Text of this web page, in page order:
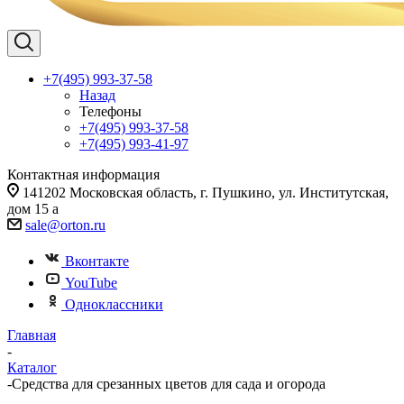
+7(495) 993-37-58
Назад
Телефоны
+7(495) 993-37-58
+7(495) 993-41-97
Контактная информация
141202 Московская область, г. Пушкино, ул. Институтская,
дом 15 а
sale@orton.ru
Вконтакте
YouTube
Одноклассники
Главная
-
Каталог
-Средства для срезанных цветов для сада и огорода